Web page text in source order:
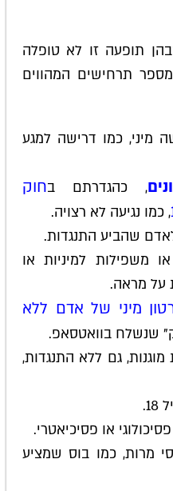
תופעה זו לא טופלה
מספר תרחישים המהווים
מיני, כמו דרישה למגע
, כהגדרתם בחוק
, כמו נגיעה לא רצויה.
שהביע התנגדות.
או משפילות למיניות או
על מראה.
מיני של אדם ללא
שנשלח בוואטסאפ.
מוגנות, גם ללא התנגדות,
או פסיכיאטרי.
מרות, כמו בוס שמציע